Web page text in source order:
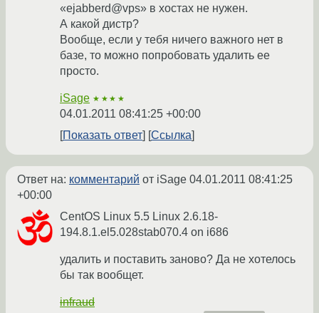
«ejabberd@vps» в хостах не нужен.
А какой дистр?
Вообще, если у тебя ничего важного нет в
базе, то можно попробовать удалить ее
просто.
iSage ★★★★
04.01.2011 08:41:25 +00:00
Показать ответ
Ссылка
Ответ на: комментарий от iSage 04.01.2011 08:41:25
+00:00
CentOS Linux 5.5 Linux 2.6.18-
194.8.1.el5.028stab070.4 on i686
удалить и поставить заново? Да не хотелось
бы так вообщет.
infraud